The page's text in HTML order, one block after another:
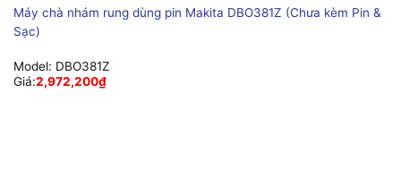
Máy chà nhám rung dùng pin Makita DBO381Z (Chưa kèm Pin &
Sạc)
Model: DBO381Z
Giá:2,972,200₫